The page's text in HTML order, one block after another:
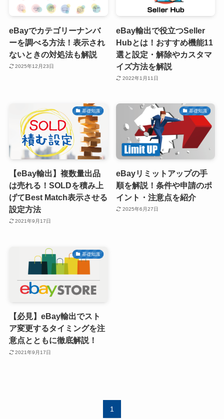
eBayでカテゴリーナンバ
ーを調べる方法！表示され
ないときの対処法も解説
2025年12月23日
eBay輸出で役立つSeller
Hubとは！おすすめ機能11
選と設定・解除やカスタマ
イズ方法を解説
2022年1月11日
基礎知識
【eBay輸出】複数量出品
は売れる！SOLDを積み上
げてBest Match表示させる
設定方法
2021年9月17日
基礎知識
eBayリミットアップの手
順を解説！条件や申請のポ
イント・注意点を紹介
2025年6月27日
基礎知識
【必見】eBay輸出でスト
ア変更するタイミングを注
意点とともに徹底解説！
2021年9月17日
1